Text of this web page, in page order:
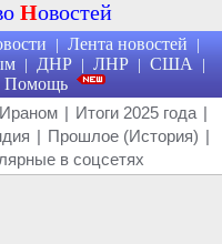
Новостей
| Лента новостей |
| ДНР | ЛНР | США |
Помощь
| Итоги 2025 года |
| Прошлое (История) |
в соцсетях